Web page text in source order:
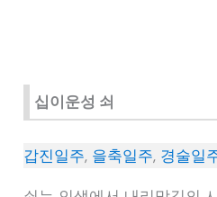
십이운성 쇠
갑진일주, 을축일주, 경술일